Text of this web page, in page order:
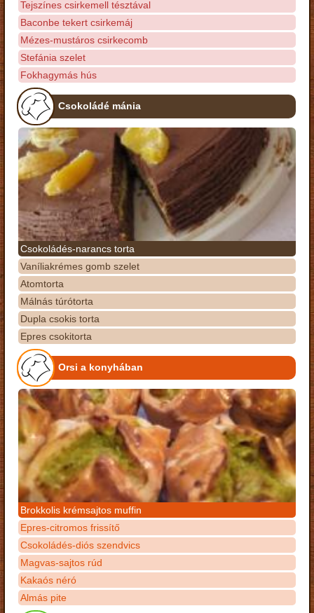
Tejszínes csirkemell tésztával
Baconbe tekert csirkemáj
Mézes-mustáros csirkecomb
Stefánia szelet
Fokhagymás hús
Csokoládé mánia
Csokoládés-narancs torta
Vaníliakrémes gomb szelet
Atomtorta
Málnás túrótorta
Dupla csokis torta
Epres csokitorta
Orsi a konyhában
Brokkolis krémsajtos muffin
Epres-citromos frissítő
Csokoládés-diós szendvics
Magvas-sajtos rúd
Kakaós néró
Almás pite